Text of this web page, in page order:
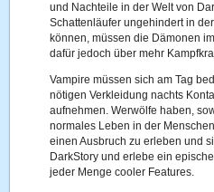
und Nachteile in der Welt von
Schattenläufer ungehindert in
können, müssen die Dämonen
dafür jedoch über mehr
Vampire müssen sich am Tag
nötigen Verkleidung nachts
aufnehmen. Werwölfe haben,
normales Leben in der
einen Ausbruch zu erleben und
DarkStory und erlebe ein
jeder Menge cooler Features.